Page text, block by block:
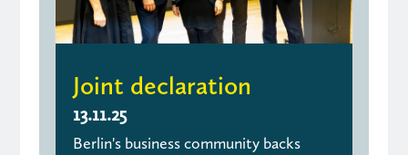
Joint declaration
13.11.25
Berlin's business community backs